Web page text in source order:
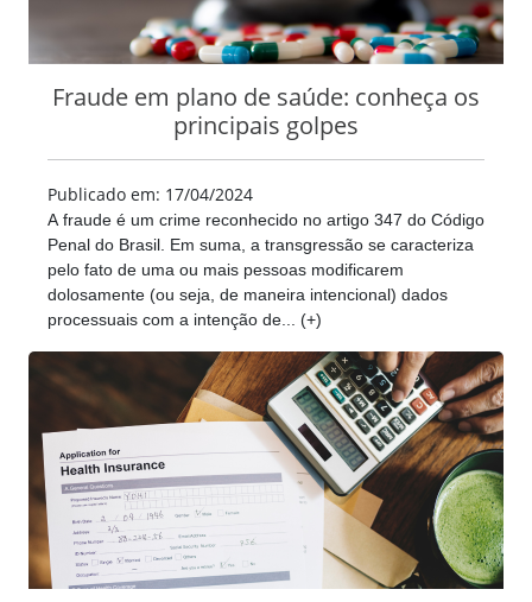
Fraude em plano de saúde: conheça os
principais golpes
Publicado em: 17/04/2024
A fraude é um crime reconhecido no artigo 347 do Código
Penal do Brasil. Em suma, a transgressão se caracteriza
pelo fato de uma ou mais pessoas modificarem
dolosamente (ou seja, de maneira intencional) dados
processuais com a intenção de... (+)